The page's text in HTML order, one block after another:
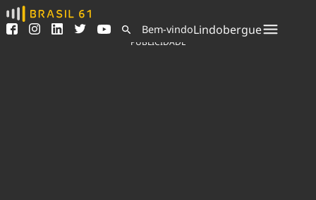
Ver todas as notícias
Podcasts
Indicadores
Bem-vindoLindobergue
PUBLICIDADE